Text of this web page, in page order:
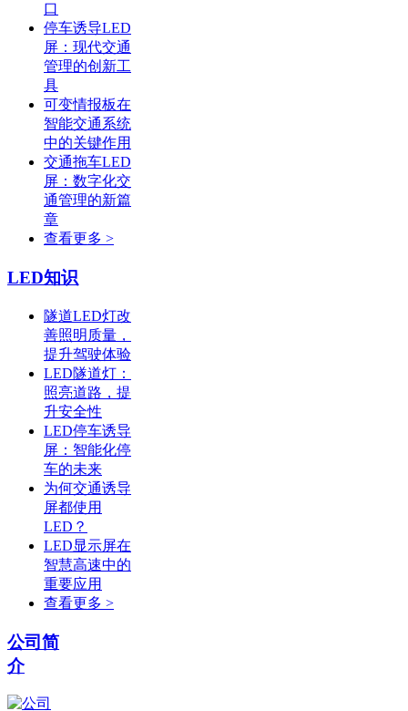
口
停车诱导LED
屏：现代交通
管理的创新工
具
可变情报板在
智能交通系统
中的关键作用
交通拖车LED
屏：数字化交
通管理的新篇
章
查看更多 >
LED知识
隧道LED灯改
善照明质量，
提升驾驶体验
LED隧道灯：
照亮道路，提
升安全性
LED停车诱导
屏：智能化停
车的未来
为何交通诱导
屏都使用
LED？
LED显示屏在
智慧高速中的
重要应用
查看更多 >
公司简
介